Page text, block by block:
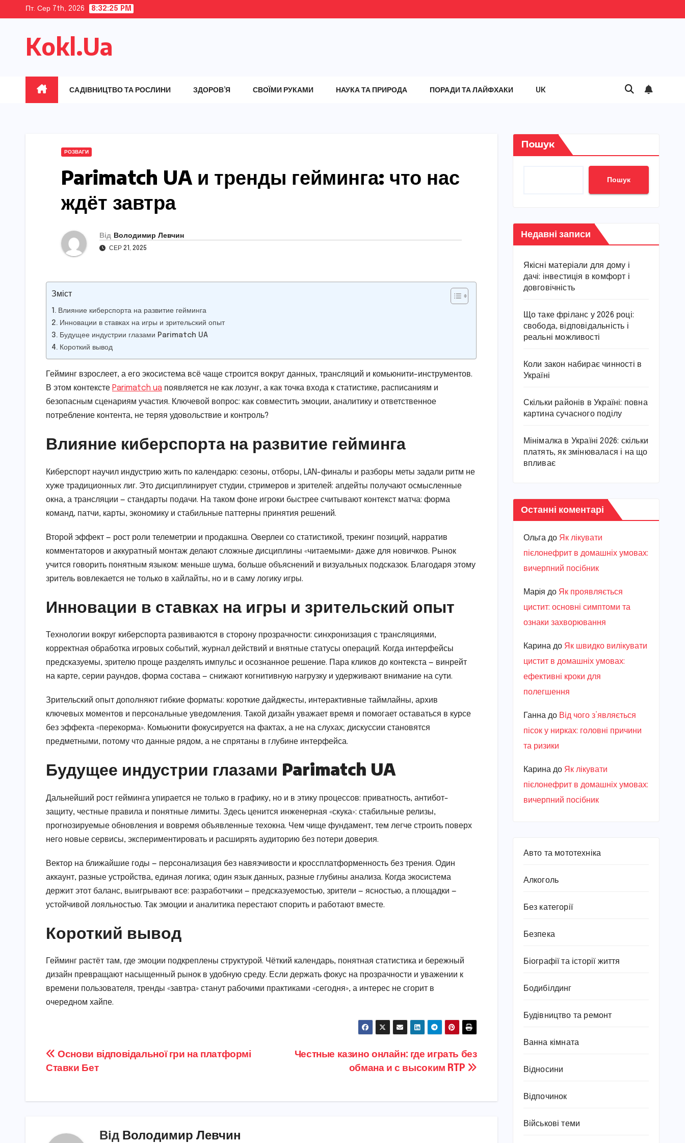
content
Пт. Сер 7th, 2026 8:32:26 PM
Kokl.Ua
САДІВНИЦТВО ТА РОСЛИНИ ЗДОРОВ’Я СВОЇМИ РУКАМИ НАУКА ТА ПРИРОДА ПОРАДИ ТА ЛАЙФХАКИ UK
РОЗВАГИ
Parimatch UA и тренды гейминга: что нас
ждёт завтра
Від Володимир Левчин
СЕР 21, 2025
Зміст
Влияние киберспорта на развитие гейминга
Инновации в ставках на игры и зрительский опыт
Будущее индустрии глазами Parimatch UA
Короткий вывод
Гейминг взрослеет, а его экосистема всё чаще строится вокруг данных, трансляций и комьюнити-инструментов.
В этом контексте Parimatch ua появляется не как лозунг, а как точка входа к статистике, расписаниям и
безопасным сценариям участия. Ключевой вопрос: как совместить эмоции, аналитику и ответственное
потребление контента, не теряя удовольствие и контроль?
Влияние киберспорта на развитие гейминга
Киберспорт научил индустрию жить по календарю: сезоны, отборы, LAN-финалы и разборы меты задали ритм не
хуже традиционных лиг. Это дисциплинирует студии, стримеров и зрителей: апдейты получают осмысленные
окна, а трансляции — стандарты подачи. На таком фоне игроки быстрее считывают контекст матча: форма
команд, патчи, карты, экономику и стабильные паттерны принятия решений.
Второй эффект — рост роли телеметрии и продакшна. Оверлеи со статистикой, трекинг позиций, нарратив
комментаторов и аккуратный монтаж делают сложные дисциплины «читаемыми» даже для новичков. Рынок
учится говорить понятным языком: меньше шума, больше объяснений и визуальных подсказок. Благодаря этому
зритель вовлекается не только в хайлайты, но и в саму логику игры.
Инновации в ставках на игры и зрительский опыт
Технологии вокруг киберспорта развиваются в сторону прозрачности: синхронизация с трансляциями,
корректная обработка игровых событий, журнал действий и внятные статусы операций. Когда интерфейсы
предсказуемы, зрителю проще разделять импульс и осознанное решение. Пара кликов до контекста — винрейт
на карте, серии раундов, форма состава — снижают когнитивную нагрузку и удерживают внимание на сути.
Зрительский опыт дополняют гибкие форматы: короткие дайджесты, интерактивные таймлайны, архив
ключевых моментов и персональные уведомления. Такой дизайн уважает время и помогает оставаться в курсе
без эффекта «перекорма». Комьюнити фокусируется на фактах, а не на слухах; дискуссии становятся
предметными, потому что данные рядом, а не спрятаны в глубине интерфейса.
Будущее индустрии глазами Parimatch UA
Дальнейший рост гейминга упирается не только в графику, но и в этику процессов: приватность, антибот-
защиту, честные правила и понятные лимиты. Здесь ценится инженерная «скука»: стабильные релизы,
прогнозируемые обновления и вовремя объявленные техокна. Чем чище фундамент, тем легче строить поверх
него новые сервисы, экспериментировать и расширять аудиторию без потери доверия.
Вектор на ближайшие годы — персонализация без навязчивости и кроссплатформенность без трения. Один
аккаунт, разные устройства, единая логика; один язык данных, разные глубины анализа. Когда экосистема
держит этот баланс, выигрывают все: разработчики — предсказуемостью, зрители — ясностью, а площадки —
устойчивой лояльностью. Так эмоции и аналитика перестают спорить и работают вместе.
Короткий вывод
Гейминг растёт там, где эмоции подкреплены структурой. Чёткий календарь, понятная статистика и бережный
дизайн превращают насыщенный рынок в удобную среду. Если держать фокус на прозрачности и уважении к
времени пользователя, тренды «завтра» станут рабочими практиками «сегодня», а интерес не сгорит в
очередном хайпе.
Навігація
Честные казино онлайн: где играть без
обмана и с высоким RTP
Основи відповідальної гри на платформі
Ставки Бет
Від Володимир Левчин
Пошук
Пошук
Недавні записи
Якісні матеріали для дому і
дачі: інвестиція в комфорт і
довговічність
Що таке фріланс у 2026 році:
свобода, відповідальність і
реальні можливості
Коли закон набирає чинності в
Україні
Скільки районів в Україні: повна
картина сучасного поділу
Мінімалка в Україні 2026: скільки
платять, як змінювалася і на що
впливає
Останні коментарі
Ольгадо Як лікувати
пієлонефрит в домашніх умовах:
вичерпний посібник
Марiя до Як проявляється
цистит: основні симптоми та
ознаки захворювання
Каринадо Як швидко вилікувати
цистит в домашніх умовах:
ефективні кроки для
полегшення
Ганнадо Від чого з’являється
пісок у нирках: головні причини
та ризики
Каринадо Як лікувати
пієлонефрит в домашніх умовах:
вичерпний посібник
Авто та мототехніка
Алкоголь
Без категорії
Безпека
Біографії та історії життя
Бодибілдинг
Будівництво та ремонт
Ванна кімната
Відносини
Відпочинок
Військові теми